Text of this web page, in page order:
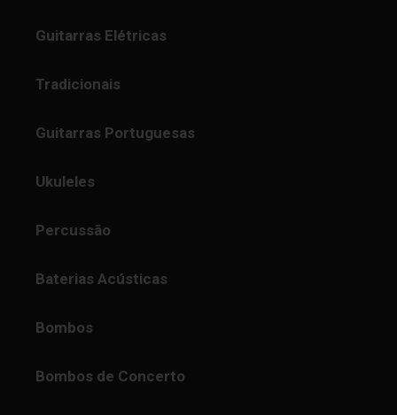
Guitarras Elétricas
Tradicionais
Guitarras Portuguesas
Ukuleles
Percussão
Baterias Acústicas
Bombos
Bombos de Concerto